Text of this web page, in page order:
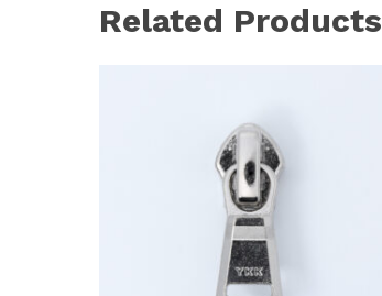
Related Products